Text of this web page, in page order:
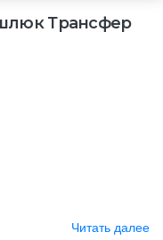
Трансфер
Читать далее